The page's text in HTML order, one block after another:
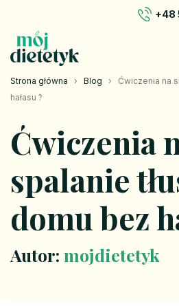
+48
Strona główna › Blog › Ćwiczenia na
hałasu ?
Ćwiczenia
spalanie
domu bez
Autor: mojdietetyk